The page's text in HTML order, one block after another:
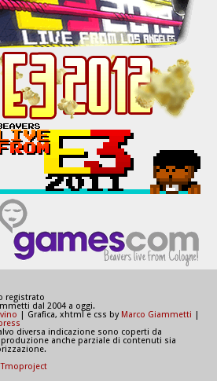
registrato
dal 2004 a oggi.
| Grafica, xhtml e css byMarco Giammetti
diversa indicazione sono coperti da
anche parziale di contenuti sia
Tmoproject